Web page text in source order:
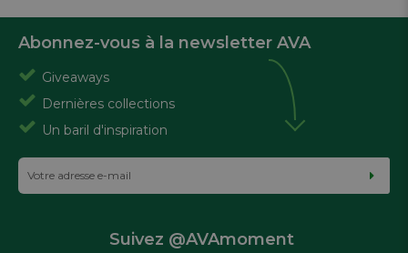
Abonnez-vous à la newsletter AVA
Giveaways
Dernières collections
Un baril d'inspiration
Suivez @AVAmoment